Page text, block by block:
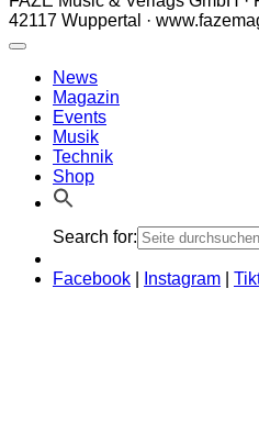
42117 Wuppertal ·
News
Magazin
Events
Musik
Technik
Shop
Search for:
Facebook Instagram